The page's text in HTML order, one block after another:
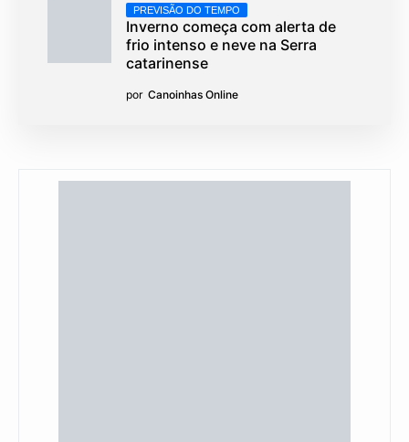
PREVISÃO DO TEMPO
Inverno começa com alerta de
frio intenso e neve na Serra
catarinense
por Canoinhas Online